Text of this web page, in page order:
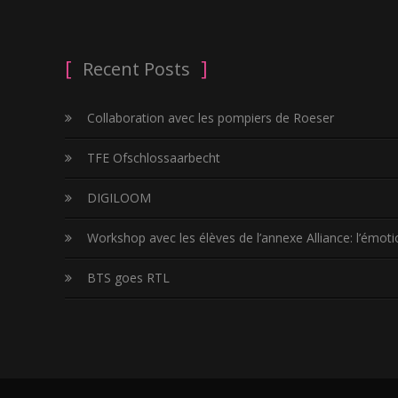
Recent Posts
Collaboration avec les pompiers de Roeser
TFE Ofschlossaarbecht
DIGILOOM
Workshop avec les élèves de l’annexe Alliance:
BTS goes RTL